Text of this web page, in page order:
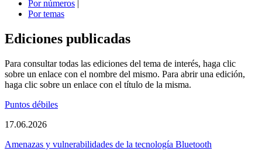
Por números |
Por temas
Ediciones publicadas
Para consultar todas las ediciones del tema de interés, haga clic
sobre un enlace con el nombre del mismo. Para abrir una edición,
haga clic sobre un enlace con el título de la misma.
Puntos débiles
17.06.2026
Amenazas y vulnerabilidades de la tecnología Bluetooth